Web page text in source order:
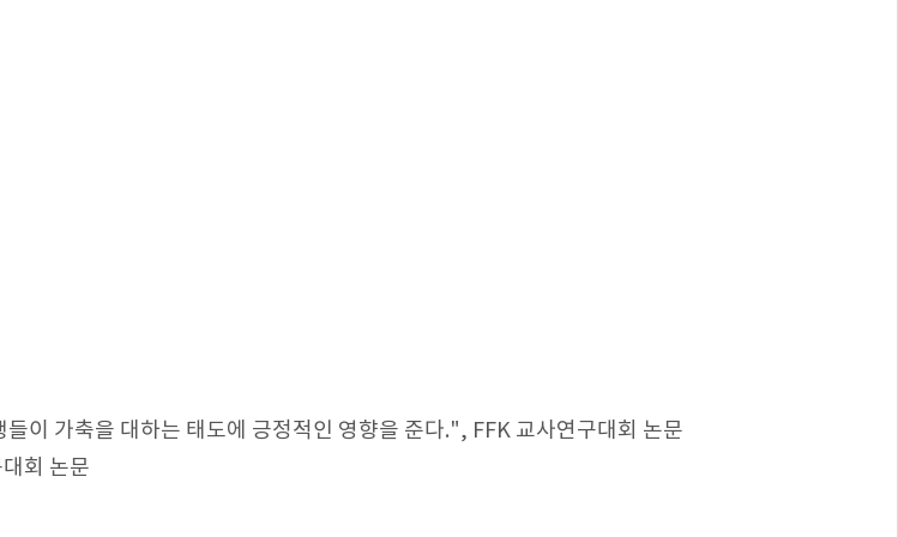
이 가축을 대하는 태도에 긍정적인 영향을 준다.", FFK 교사연구대회 논문
회 논문